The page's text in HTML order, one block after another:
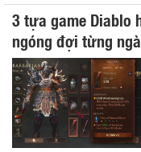
3 tựa game Diablo
ngóng đợi từng